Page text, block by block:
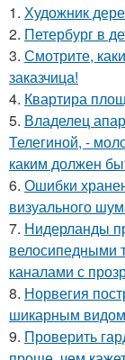
1. Художник
2. Петербург в
3. Смотрите,
заказчица!
4. Квартира
5. Владелец
Телегиной, -
каким должен
6. Ошибки
визуального
7. Нидерланды
велосипедными
каналами с
8. Норвегия
шикарным
9. Проверить